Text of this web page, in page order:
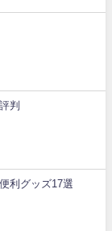
判
利グッズ17選